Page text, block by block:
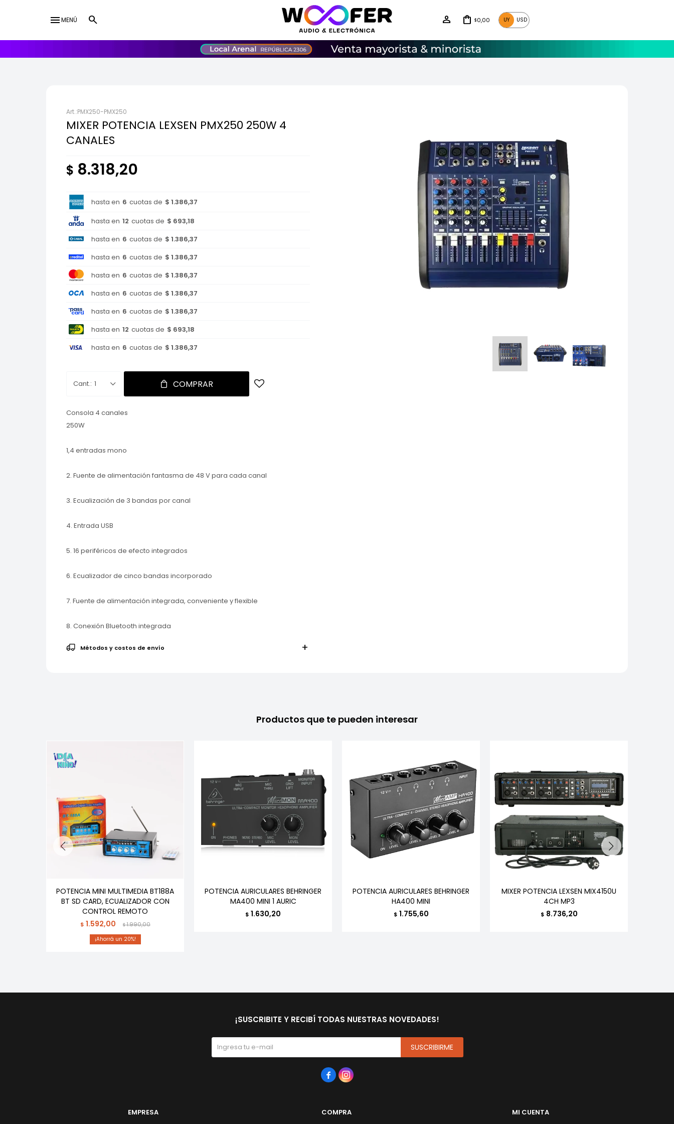
menuMENÚ $0,00 UY USD
PMX250-PMX250
MIXER POTENCIA LEXSEN PMX250 250W 4
CANALES
$ 8.318,20
hasta en 6 cuotas de $ 1.386,37
hasta en 12 cuotas de $ 693,18
hasta en 6 cuotas de $ 1.386,37
hasta en 6 cuotas de $ 1.386,37
hasta en 6 cuotas de $ 1.386,37
hasta en 6 cuotas de $ 1.386,37
hasta en 6 cuotas de $ 1.386,37
hasta en 12 cuotas de $ 693,18
hasta en 6 cuotas de $ 1.386,37
1 COMPRAR
Consola 4 canales
250W
1,4 entradas mono
2. Fuente de alimentación fantasma de 48 V para cada canal
3. Ecualización de 3 bandas por canal
4. Entrada USB
5. 16 periféricos de efecto integrados
6. Ecualizador de cinco bandas incorporado
7. Fuente de alimentación integrada, conveniente y flexible
8. Conexión Bluetooth integrada
Métodos y costos de envío
Productos que te pueden interesar
POTENCIA MINI MULTIMEDIA BT188A
BT SD CARD, ECUALIZADOR CON
CONTROL REMOTO
$ 1.592,00 $1.990,00
20
POTENCIA AURICULARES BEHRINGER
MA400 MINI 1 AURIC
$ 1.630,20
POTENCIA AURICULARES BEHRINGER
HA400 MINI
$ 1.755,60
MIXER POTENCIA LEXSEN MIX4150U
4CH MP3
$ 8.736,20
EMPRESA COMPRA MI CUENTA
¡SUSCRIBITE Y RECIBÍ TODAS NUESTRAS NOVEDADES!
SUSCRIBIRME
 